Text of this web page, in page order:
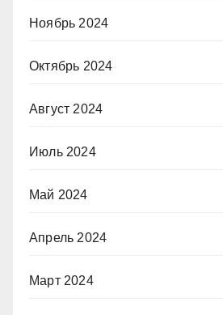
Ноябрь 2024
Октябрь 2024
Август 2024
Июль 2024
Май 2024
Апрель 2024
Март 2024